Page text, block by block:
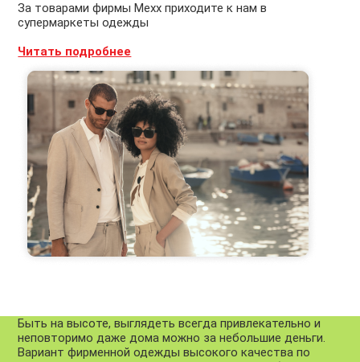
За товарами фирмы Mexx приходите к нам в
супермаркеты одежды
Читать подробнее
Быть на высоте, выглядеть всегда привлекательно и
неповторимо даже дома можно за небольшие деньги.
Вариант фирменной одежды высокого качества по